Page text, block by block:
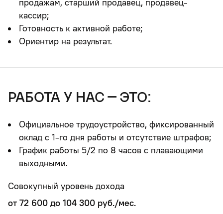
продажам, старший продавец, продавец-
кассир;
Готовность к активной работе;
Ориентир на результат.
работа у нас – это:
Официальное трудоустройство, фиксированный
оклад с 1-го дня работы и отсутствие штрафов;
График работы 5/2 по 8 часов с плавающими
выходными.
Совокупный уровень дохода
от 72 600 до 104 300 руб./мес.